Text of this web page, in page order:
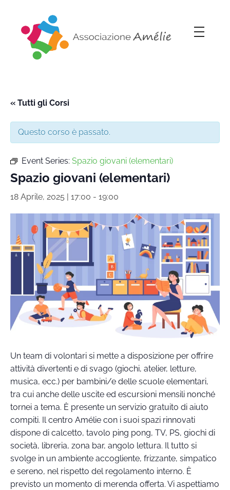
« Tutti gli Corsi
Questo corso è passato.
Event Series: Spazio giovani (elementari)
Spazio giovani (elementari)
18 Aprile, 2025 | 17:00 - 19:00
Un team di volontari si mette a disposizione per offrire
attività divertenti e di svago (giochi, atelier, letture,
musica, ecc.) per bambini/e delle scuole elementari,
tra cui anche delle uscite ed escursioni mensili nonché
tornei a tema. È presente un servizio gratuito di aiuto
compiti. Il centro Amélie con i suoi spazi rinnovati
dispone di calcetto, tavolo ping pong, TV, PS, giochi di
società, libreria, zona bar, angolo lettura. Il tutto si
svolge in un ambiente accogliente, frizzante, simpatico
e sereno, nel rispetto del regolamento interno. È
previsto un momento di merenda offerta. Vi aspettiamo